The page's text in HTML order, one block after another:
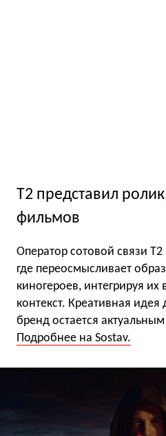
Т2 представил
фильмов
Оператор сотовой связи
где переосмысливает
киногероев, интегрируя
контекст. Креативная идея
бренд остается
Подробнее на Sostav.